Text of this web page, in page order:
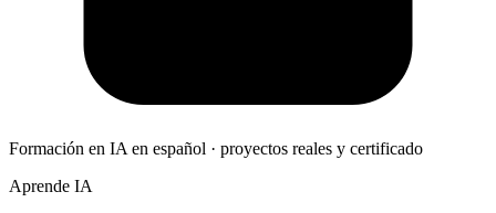
Formación en IA en español · proyectos reales y certificado
Aprende IA